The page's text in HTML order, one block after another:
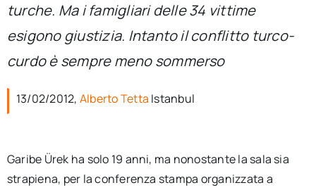
per:
Newsletter
Ita
turche. Ma i famigliari delle 34 vittime
esigono giustizia. Intanto il conflitto turco-
curdo è sempre meno sommerso
13/02/2012, Alberto Tetta Istanbul
Garibe Ürek ha solo 19 anni, ma nonostante la sala sia
strapiena, per la conferenza stampa organizzata a